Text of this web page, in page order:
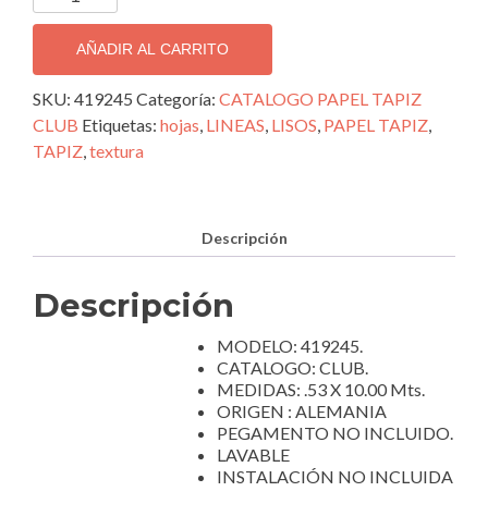
DECORATIVO
IMPORTADO
CLUB;
419245
cantidad
AÑADIR AL CARRITO
SKU: 419245 Categoría: CATALOGO PAPEL TAPIZ
CLUB Etiquetas: hojas, LINEAS, LISOS, PAPEL TAPIZ,
TAPIZ,textura
Descripción
Descripción
MODELO: 419245.
CATALOGO: CLUB.
MEDIDAS: .53 X 10.00 Mts.
ORIGEN : ALEMANIA
PEGAMENTO NO INCLUIDO.
LAVABLE
INSTALACIÓN NO INCLUIDA